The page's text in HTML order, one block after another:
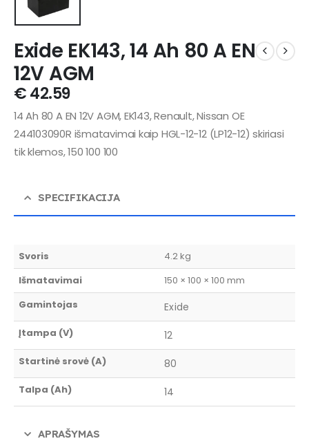
Exide EK143, 14 Ah 80 A EN
12V AGM
€42.59
14 Ah 80 A EN 12V AGM, EK143, Renault, Nissan OE
244103090R išmatavimai kaip HGL-12-12 (LP12-12) skiriasi
tik klemos, 150 100 100
SPECIFIKACIJA
Svoris
4.2 kg
Išmatavimai
150 × 100 × 100 mm
Gamintojas
Exide
Įtampa (V) 12
Startinė srovė (A) 80
Talpa (Ah) 14
APRAŠYMAS